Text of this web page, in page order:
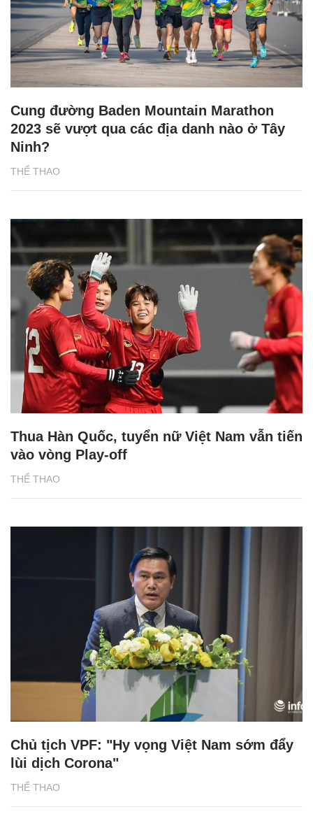
THỂ THAO
Cung đường Baden Mountain Marathon
2023 sẽ vượt qua các địa danh nào ở Tây
Ninh?
THỂ THAO
Thua Hàn Quốc, tuyển nữ Việt Nam vẫn tiến
vào vòng Play-off
THỂ THAO
Chủ tịch VPF: "Hy vọng Việt Nam sớm đẩy
lùi dịch Corona"